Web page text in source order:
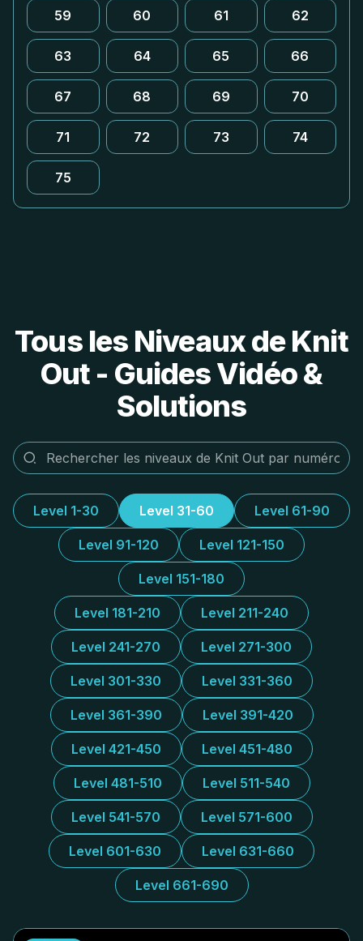
59 60 61 62
63 64 65 66
67 68 69 70
71 72 73 74
75
Tous les Niveaux de Knit
Out - Guides Vidéo &
Solutions
Level 1-30 Level 31-60 Level 61-90
Level 91-120 Level 121-150
Level 151-180
Level 181-210 Level 211-240
Level 241-270 Level 271-300
Level 301-330 Level 331-360
Level 361-390 Level 391-420
Level 421-450 Level 451-480
Level 481-510 Level 511-540
Level 541-570 Level 571-600
Level 601-630 Level 631-660
Level 661-690